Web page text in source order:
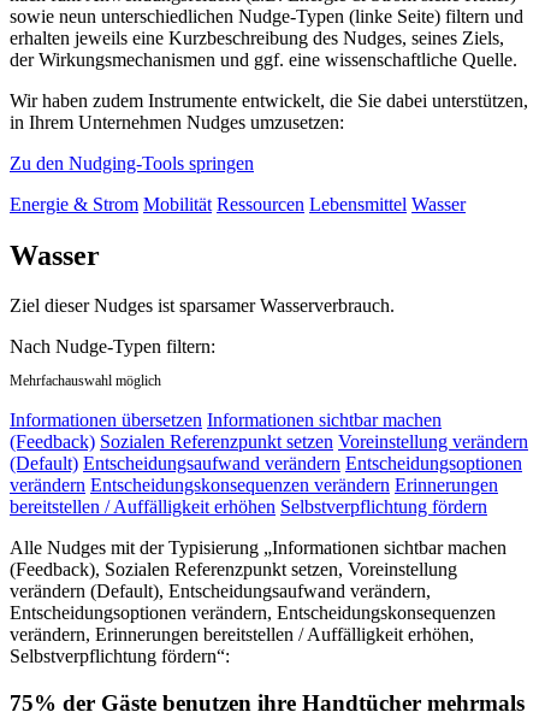
sowie neun unterschiedlichen Nudge-Typen (linke Seite) filtern und
erhalten jeweils eine Kurzbeschreibung des Nudges, seines Ziels,
der Wirkungsmechanismen und ggf. eine wissenschaftliche Quelle.
Wir haben zudem Instrumente entwickelt, die Sie dabei unterstützen,
in Ihrem Unternehmen Nudges umzusetzen:
Zu den Nudging-Tools springen
Energie & Strom Mobilität Ressourcen Lebensmittel Wasser
Wasser
Ziel dieser Nudges ist sparsamer Wasserverbrauch.
Nach Nudge-Typen filtern:
Mehrfachauswahl möglich
Informationen übersetzen Informationen sichtbar machen
(Feedback) Sozialen Referenzpunkt setzen Voreinstellung verändern
(Default) Entscheidungsaufwand verändern Entscheidungsoptionen
verändern Entscheidungskonsequenzen verändern Erinnerungen
bereitstellen / Auffälligkeit erhöhen Selbstverpflichtung fördern
Alle Nudges mit der Typisierung „Informationen sichtbar machen
(Feedback), Sozialen Referenzpunkt setzen, Voreinstellung
verändern (Default), Entscheidungsaufwand verändern,
Entscheidungsoptionen verändern, Entscheidungskonsequenzen
verändern, Erinnerungen bereitstellen / Auffälligkeit erhöhen,
Selbstverpflichtung fördern“:
75% der Gäste benutzen ihre Handtücher mehrmals